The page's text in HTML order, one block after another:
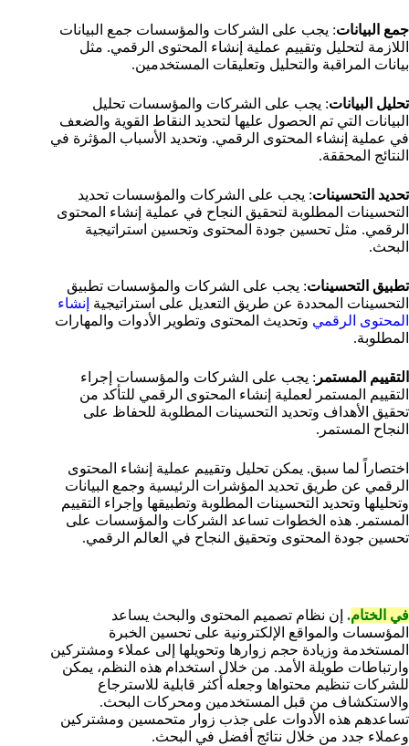
جمع البيانات: يجب على الشركات والمؤسسات جمع البيانات
اللازمة لتحليل وتقييم عملية إنشاء المحتوى الرقمي. مثل
بيانات المراقبة والتحليل وتعليقات المستخدمين.
تحليل البيانات: يجب على الشركات والمؤسسات تحليل
البيانات التي تم الحصول عليها لتحديد النقاط القوية والضعف
في عملية إنشاء المحتوى الرقمي. وتحديد الأسباب المؤثرة في
النتائج المحققة.
تحديد التحسينات: يجب على الشركات والمؤسسات تحديد
التحسينات المطلوبة لتحقيق النجاح في عملية إنشاء المحتوى
الرقمي. مثل تحسين جودة المحتوى وتحسين استراتيجية
البحث.
تطبيق التحسينات: يجب على الشركات والمؤسسات تطبيق
التحسينات المحددة عن طريق التعديل على استراتيجية إنشاء
المحتوى الرقمي وتحديث المحتوى وتطوير الأدوات والمهارات
المطلوبة.
التقييم المستمر : يجب على الشركات والمؤسسات إجراء
التقييم المستمر لعملية إنشاء المحتوى الرقمي للتأكد من
تحقيق الأهداف وتحديد التحسينات المطلوبة للحفاظ على
النجاح المستمر.
اختصاراً لما سبق. يمكن تحليل وتقييم عملية إنشاء المحتوى
الرقمي عن طريق تحديد المؤشرات الرئيسية وجمع البيانات
وتحليلها وتحديد التحسينات المطلوبة وتطبيقها وإجراء التقييم
المستمر. هذه الخطوات تساعد الشركات والمؤسسات على
تحسين جودة المحتوى وتحقيق النجاح في العالم الرقمي.
في الختام. إن نظام تصميم المحتوى والبحث يساعد
المؤسسات والمواقع الإلكترونية على تحسين الخبرة
المستخدمة وزيادة حجم زوارها وتحويلها إلى عملاء ومشتركين
وارتباطات طويلة الأمد. من خلال استخدام هذه النظم، يمكن
للشركات تنظيم محتواها وجعله أكثر قابلية للاسترجاع
والاستكشاف من قبل المستخدمين ومحركات البحث.
تساعدهم هذه الأدوات على جذب زوار متحمسين ومشتركين
وعملاء جدد من خلال نتائج أفضل في البحث.